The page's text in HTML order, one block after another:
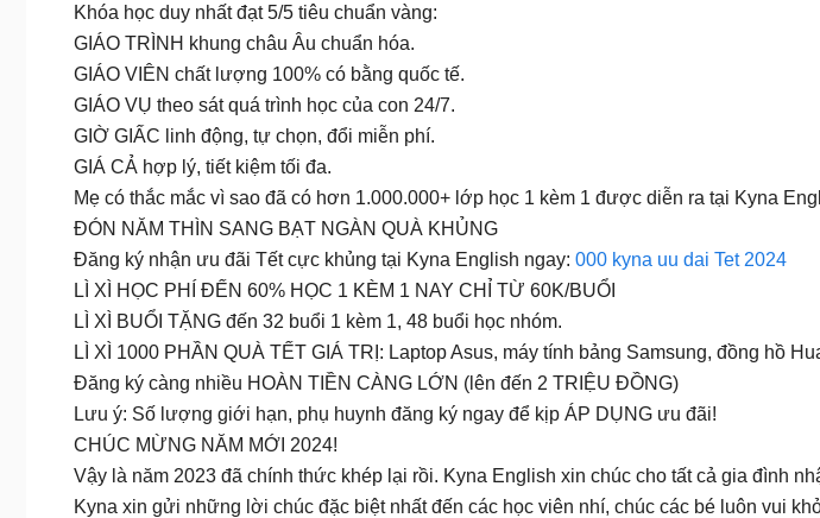
Khóa học duy nhất đạt 5/5 tiêu chuẩn vàng:
GIÁO TRÌNH khung châu Âu chuẩn hóa.
GIÁO VIÊN chất lượng 100% có bằng quốc tế.
GIÁO VỤ theo sát quá trình học của con 24/7.
GIỜ GIẤC linh động, tự chọn, đổi miễn phí.
GIÁ CẢ hợp lý, tiết kiệm tối đa.
Mẹ có thắc mắc vì sao đã có hơn 1.000.000+ lớp học 1 kèm 1 được diễn ra tại Kyna
ĐÓN NĂM THÌN SANG BẠT NGÀN QUÀ KHỦNG
Đăng ký nhận ưu đãi Tết cực khủng tại Kyna English ngay: 000 kyna uu dai Tet 2024
LÌ XÌ HỌC PHÍ ĐẾN 60% HỌC 1 KÈM 1 NAY CHỈ TỪ 60K/BUỔI
LÌ XÌ BUỔI TẶNG đến 32 buổi 1 kèm 1, 48 buổi học nhóm.
LÌ XÌ 1000 PHẦN QUÀ TẾT GIÁ TRỊ: Laptop Asus, máy tính bảng Samsung, đồng hồ
Đăng ký càng nhiều HOÀN TIỀN CÀNG LỚN (lên đến 2 TRIỆU ĐỒNG)
Lưu ý: Số lượng giới hạn, phụ huynh đăng ký ngay để kịp ÁP DỤNG ưu đãi!
CHÚC MỪNG NĂM MỚI 2024!
Vậy là năm 2023 đã chính thức khép lại rồi. Kyna English xin chúc cho tất cả gia đình
Kyna xin gửi những lời chúc đặc biệt nhất đến các học viên nhí, chúc các bé luôn vui